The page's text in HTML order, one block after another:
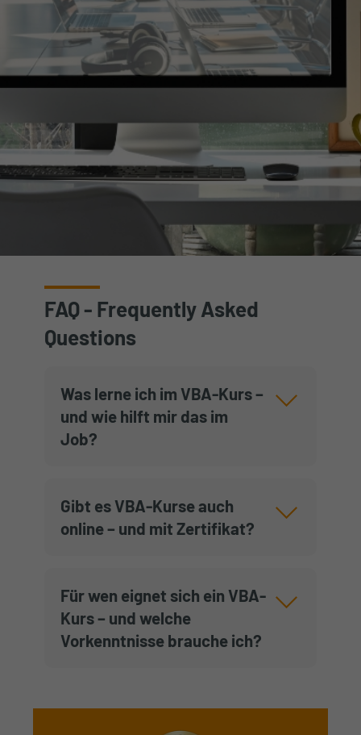
FAQ - Frequently Asked
Questions
Was lerne ich im VBA-Kurs –
und wie hilft mir das im
Job?
Gibt es VBA-Kurse auch
online – und mit Zertifikat?
Für wen eignet sich ein VBA-
Kurs – und welche
Vorkenntnisse brauche ich?